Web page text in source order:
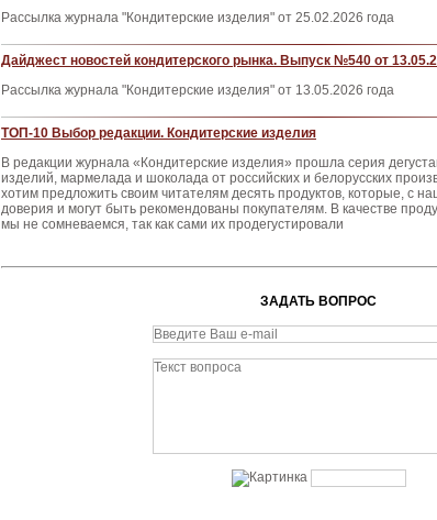
Рассылка журнала "Кондитерские изделия" от 25.02.2026 года
Дайджест новостей кондитерского рынка. Выпуск №540 от
Рассылка журнала "Кондитерские изделия" от 13.05.2026 года
ТОП-10 Выбор редакции. Кондитерские изделия
В редакции журнала «Кондитерские изделия» прошла серия
изделий, мармелада и шоколада от российских и белорусских
хотим предложить своим читателям десять продуктов, которые, с
доверия и могут быть рекомендованы покупателям. В качестве
мы не сомневаемся, так как сами их продегустировали
ЗАДАТЬ ВОПРОС